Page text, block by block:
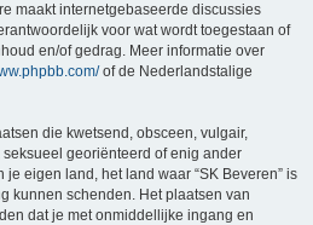
maakt internetgebaseerde discussies
voor wat wordt toegestaan of
en/of gedrag. Meer informatie over
of de Nederlandstalige
die kwetsend, obsceen, vulgair,
georiënteerd of enig ander
eigen land, het land waar “SK Beveren” is
kunnen schenden. Het plaatsen van
dat je met onmiddellijke ingang en